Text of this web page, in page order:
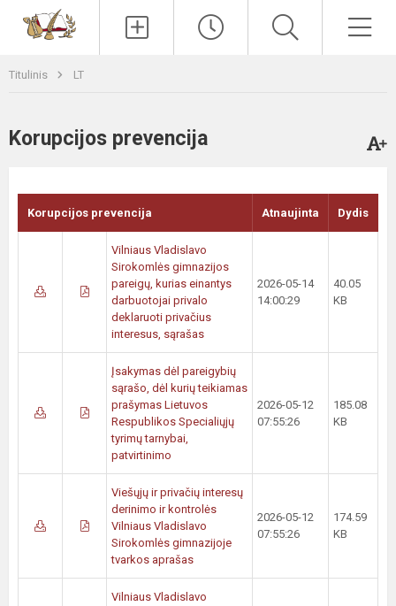
Titulinis LT
Korupcijos prevencija
Korupcijos prevencija Atnaujinta Dydis
Vilniaus Vladislavo
Sirokomlės gimnazijos
pareigų, kurias einantys
darbuotojai privalo
deklaruoti privačius
interesus, sąrašas
2026-05-14
14:00:29
40.05
KB
Įsakymas dėl pareigybių
sąrašo, dėl kurių teikiamas
prašymas Lietuvos
Respublikos Specialiųjų
tyrimų tarnybai,
patvirtinimo
2026-05-12
07:55:26
185.08
KB
Viešųjų ir privačių interesų
derinimo ir kontrolės
Vilniaus Vladislavo
Sirokomlės gimnazijoje
tvarkos aprašas
2026-05-12
07:55:26
174.59
KB
Vilniaus Vladislavo